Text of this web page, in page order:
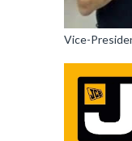
Vice-